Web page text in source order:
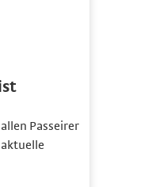
Passeirer
aktuelle